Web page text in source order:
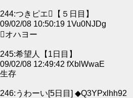
244:つきピエ【５日目】
09/02/08 10:50:19 1Vu0NJDg
オハヨー
245:希望人【1日目】
09/02/08 12:49:42 fXblWwaE
生存
246:うわーい[5日目] ◆Q3YPxlhh92